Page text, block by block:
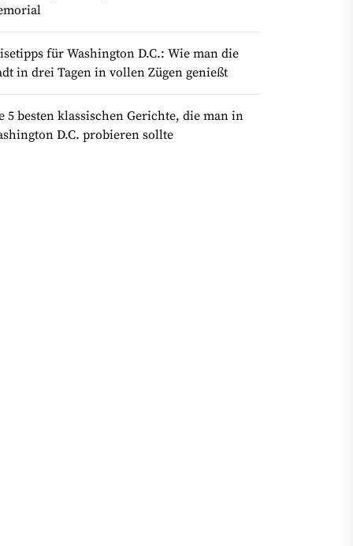
für Washington D.C.: Wie man die
in drei Tagen in vollen Zügen genießt
5 besten klassischen Gerichte, die man in
D.C. probieren sollte